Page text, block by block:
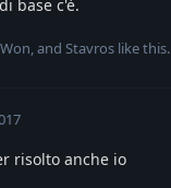
base c'è.
, and Stavros like this.
risolto anche io